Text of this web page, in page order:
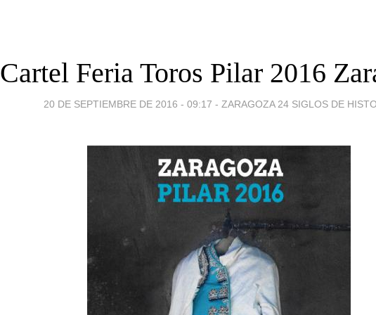
Cartel Feria Toros Pilar 2016
20 DE SEPTIEMBRE DE 2016 - 09:17 - ZARAGOZA 24 SIGLOS DE